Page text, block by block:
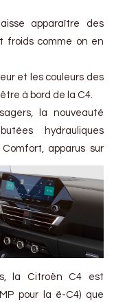
apparaître des
froids comme on en
et les couleurs des
à bord de la C4.
la nouveauté
hydrauliques
apparus sur
la Citroën C4 est
pour la ë-C4) que